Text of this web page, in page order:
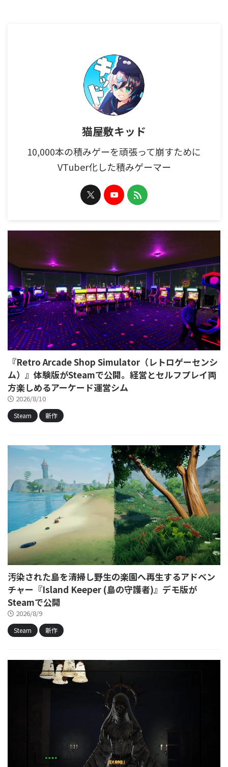
猫屋敷キッド
10,000本の積みゲーを頑張って崩すために
VTuber化した積みゲーマー
『Retro Arcade Shop Simulator（レトロゲーセンシ
ム）』体験版がSteamで公開。経営とセルフプレイ両
方楽しめるアーケード運営シム
2026/8/10
Steam 新作
汚染された島を清掃し野生の楽園へ再生するアドベン
チャー『Island Keeper (島の守護者)』デモ版が
Steamで公開
2026/8/9
Steam 新作